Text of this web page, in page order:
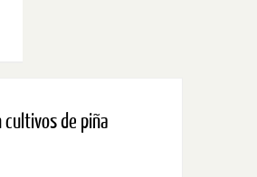
cultivos de piña